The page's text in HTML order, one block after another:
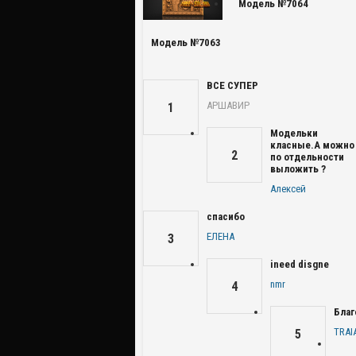
Модель №7064
Модель №7063
1
ВСЕ СУПЕР
АРШАВИР
2
Модельки
класные.А можно
по отдельности
выложить ?
Алексей
3
спасибо
ЕЛЕНА
4
ineed disgne
nmr
5